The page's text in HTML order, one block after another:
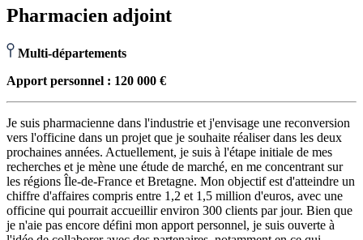
Pharmacien adjoint
Multi-départements
Apport personnel : 120 000 €
Je suis pharmacienne dans l'industrie et j'envisage une reconversion
vers l'officine dans un projet que je souhaite réaliser dans les deux
prochaines années. Actuellement, je suis à l'étape initiale de mes
recherches et je mène une étude de marché, en me concentrant sur
les régions Île-de-France et Bretagne. Mon objectif est d'atteindre un
chiffre d'affaires compris entre 1,2 et 1,5 million d'euros, avec une
officine qui pourrait accueillir environ 300 clients par jour. Bien que
je n'aie pas encore défini mon apport personnel, je suis ouverte à